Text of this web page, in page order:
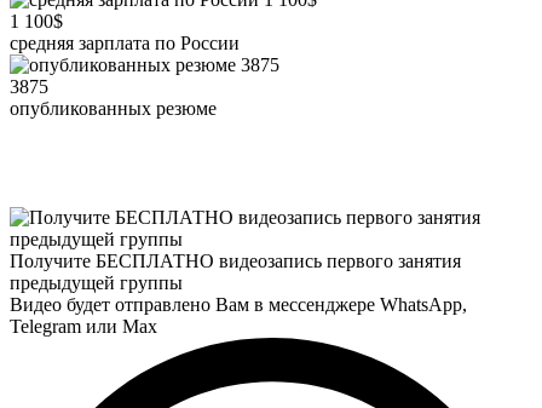
1 100$
средняя зарплата по России
3875
опубликованных резюме
Получите БЕСПЛАТНО видеозапись первого занятия
предыдущей группы
Видео будет отправлено Вам в мессенджере WhatsApp,
Telegram или Max